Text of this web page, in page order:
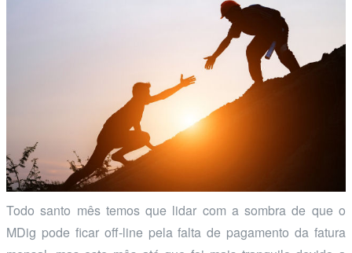
Todo santo mês temos que lidar com a sombra de que o
MDig pode ficar off-line pela falta de pagamento da fatura